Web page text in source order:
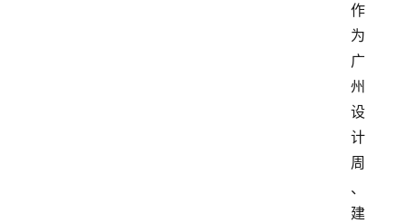
作
为
广
州
设
计
周
、
建